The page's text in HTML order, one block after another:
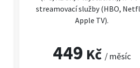
streamovací služby (HBO,
Apple TV).
449 Kč / měsíc